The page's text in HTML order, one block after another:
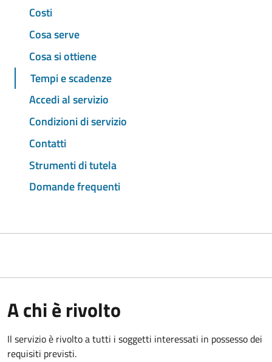
Costi
Cosa serve
Cosa si ottiene
Tempi e scadenze
Accedi al servizio
Condizioni di servizio
Contatti
Strumenti di tutela
Domande frequenti
A chi è rivolto
Il servizio è rivolto a tutti i soggetti interessati in possesso dei
requisiti previsti.